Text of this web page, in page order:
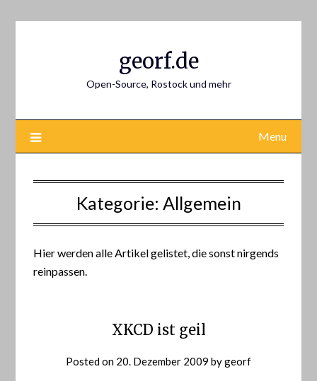
georf.de
Open-Source, Rostock und mehr
Menu
Kategorie: Allgemein
Hier werden alle Artikel gelistet, die sonst nirgends
reinpassen.
XKCD ist geil
Posted on 20. Dezember 2009 bygeorf